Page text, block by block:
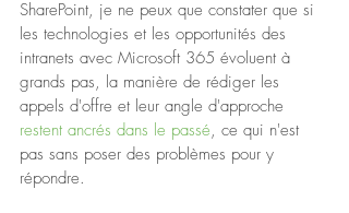
SharePoint, je ne peux que constater que si
les technologies et les opportunités des
intranets avec Microsoft 365 évoluent à
grands pas, la manière de rédiger les
appels d'offre et leur angle d'approche
restent ancrés dans le passé, ce qui n'est
pas sans poser des problèmes pour y
répondre.